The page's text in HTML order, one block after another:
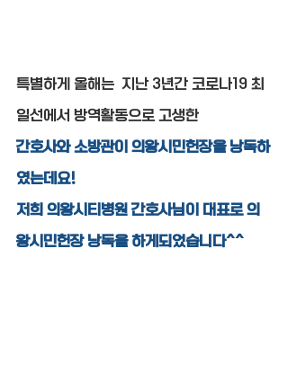
특별하게 올해는  지난 3년간 코로나19 최
일선에서 방역활동으로 고생한
간호사와 소방관이 의왕시민헌장을 낭독하
였는데요!
저희 의왕시티병원 간호사님이 대표로 의
왕시민헌장 낭독을 하게되었습니다^^